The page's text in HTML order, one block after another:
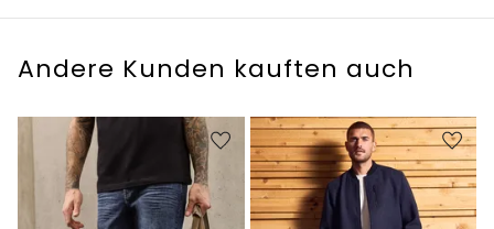
Andere Kunden kauften auch